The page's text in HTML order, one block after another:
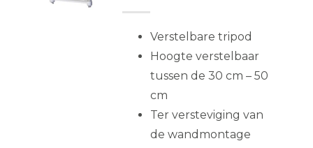
Verstelbare tripod
Hoogte verstelbaar
tussen de 30 cm – 50
cm
Ter versteviging van
de wandmontage